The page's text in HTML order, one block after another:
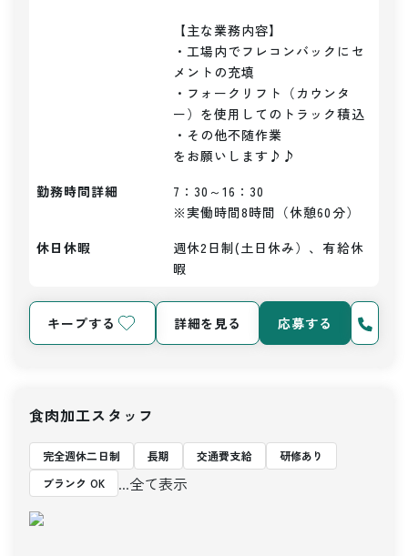
【主な業務内容】
・工場内でフレコンバックにセ
メントの充填
・フォークリフト（カウンタ
ー）を使用してのトラック積込
・その他不随作業
をお願いします♪♪
勤務時間詳細
7：30～16：30
※実働時間8時間（休憩60分）
休日休暇
週休2日制(土日休み）、有給休
暇
キープする 詳細を見る 応募する
食肉加工スタッフ
完全週休二日制 長期 交通費支給
研修あり
ブランク OK
...全て表示